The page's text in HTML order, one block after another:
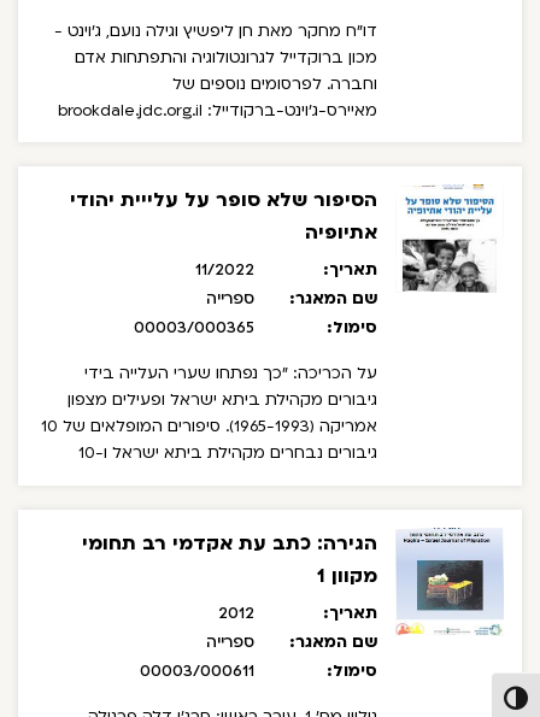
הפעל/כבה ניגודיות גבוהה
דו"ח מחקר מאת חן ליפשיץ וגילה נועם, ג'וינט -
מכון ברוקדייל לגרונטולוגיה והתפתחות אדם
וחברה. לפרסומים נוספים של
מאיירס-ג'וינט-ברקודייל: brookdale.jdc.org.il
הסיפור שלא סופר על עלייית יהודי
אתיופיה
תאריך:
11/2022
שם המאגר:
ספרייה
סימול:
00003/000365
על הכריכה: "כך נפתחו שערי העלייה בידי
גיבורים מקהילת ביתא ישראל ופעילים מצפון
אמריקה (1965-1993). סיפורים המופלאים של 10
גיבורים נבחרים מקהילת ביתא ישראל ו-10
הכריכה האחורית: "גיבורים מקהילת ביתא
ישראל ופעילים חברתיים מצפון אמריקה נאבקו
ביחד למען עליית יהודי אתיופיה, לעיתים תוך
סיכון חייהם. הם הפגינו ברחובות, גייסו תמיכה
ציבורית, לחצו על השלטונות ופעלו בשטח
באתיופיה, בסודן, בג'יבוטי ובעוד מדינות. הם לא
הגירה: כתב עת אקדמי רב תחומי
מקוון 1
תאריך:
2012
שם המאגר:
ספרייה
סימול:
00003/000611